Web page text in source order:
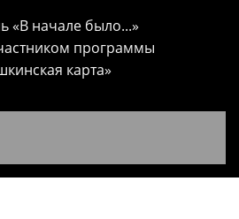
«В начале было...»
программы
карта»